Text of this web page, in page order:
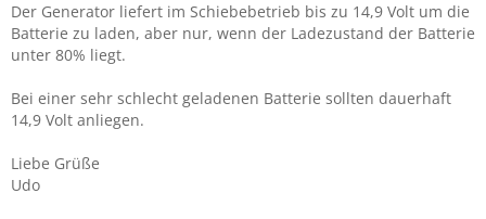
Der Generator liefert im Schiebebetrieb bis zu 14,9 Volt um die
Batterie zu laden, aber nur, wenn der Ladezustand der Batterie
unter 80% liegt.
Bei einer sehr schlecht geladenen Batterie sollten dauerhaft
14,9 Volt anliegen.
Liebe Grüße
Udo